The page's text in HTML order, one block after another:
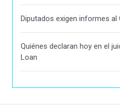
Diputados exigen informes al
Quiénes declaran hoy en el
Loan